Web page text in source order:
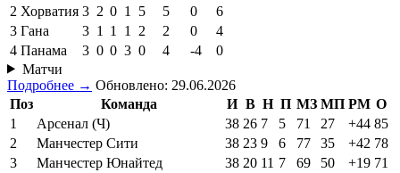
2 Хорватия 3 2 0 1 5 5 0
6
3 Гана 3 1 1 1 2 2 0
4
4 Панама 3 0 0 3 0 4 -4
0
Матчи
Подробнее → Обновлено: 29.06.2026
Поз
Команда И В Н П МЗ МП РМ О
1
Арсенал (Ч) 38 26 7 5 71 27 +44 85
2
Манчестер Сити 38 23 9 6 77 35 +42 78
3
Манчестер Юнайтед 38 20 11 7 69 50 +19 71